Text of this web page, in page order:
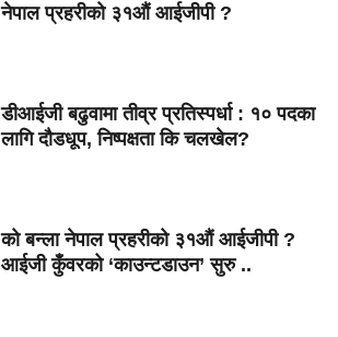
नेपाल प्रहरीको ३१औं आईजीपी ?
डीआईजी बढुवामा तीव्र प्रतिस्पर्धा : १० पदका
लागि दौडधूप, निष्पक्षता कि चलखेल?
को बन्ला नेपाल प्रहरीको ३१औं आईजीपी ?
आईजी कुँवरको ‘काउन्टडाउन’ सुरु ..